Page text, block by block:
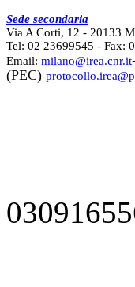
Sede secondaria
Via A Corti, 12 - 20133
Tel: 02 23699545 - Fax:
Email: milano@irea.cnr.it
(PEC)